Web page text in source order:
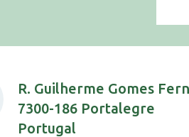
R. Guilherme Gomes
7300-186 Portalegre
Portugal